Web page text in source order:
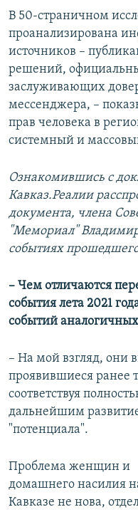
В 50-страничном
проанализирована
источников –
решений,
заслуживающих
мессенджера, –
прав человека в
системный и
Ознакомившись с
Кавказ.Реалии
документа, члена
"Мемориал"
событиях
– Чем отличаются
события лета 2021
событий
– На мой взгляд, они
проявившиеся ранее
соответствуя
дальнейшим
"потенциала".
Проблема женщин и
домашнего насилия
Кавказе не нова,